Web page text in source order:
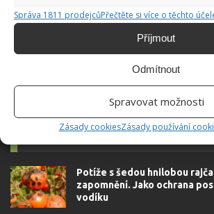
Správa 1811 prodejcůPřečtěte si více o těchto
Příjmout
Odmítnout
Spravovat možnosti
Zásady cookiesZásady používání
velkým kutilem. V
možné najít v j...
Potíže s šedou hnilobou
zapomnění. Jako ochrana
vodíku